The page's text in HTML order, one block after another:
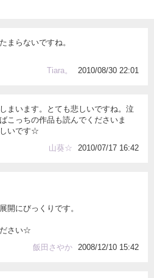
まらないですね。
Tiara。
2010/08/30 22:01
まいます。とても悲しいですね。泣
こっちの作品も読んでくださいま
いです☆
山葵☆
2010/07/17 16:42
開にびっくりです。
さい☆
飯田さやか
2008/12/10 15:42